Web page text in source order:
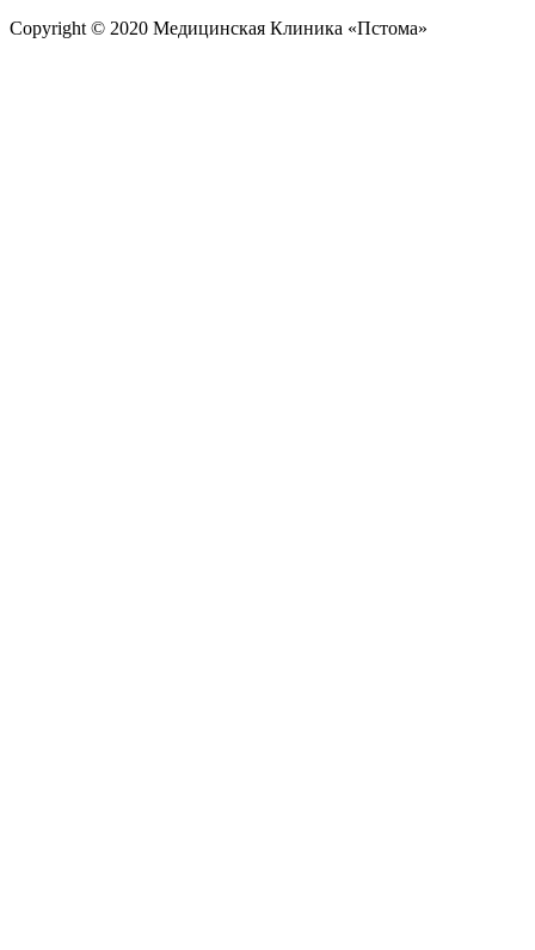
Copyright © 2020 Медицинская Клиника «Пстома»